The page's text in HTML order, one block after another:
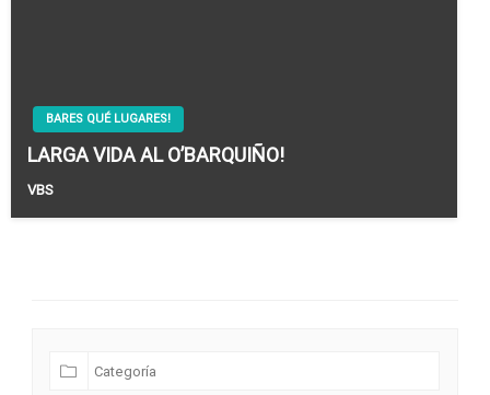
BARES QUÉ LUGARES!
LARGA VIDA AL O’BARQUIÑO!
VBS